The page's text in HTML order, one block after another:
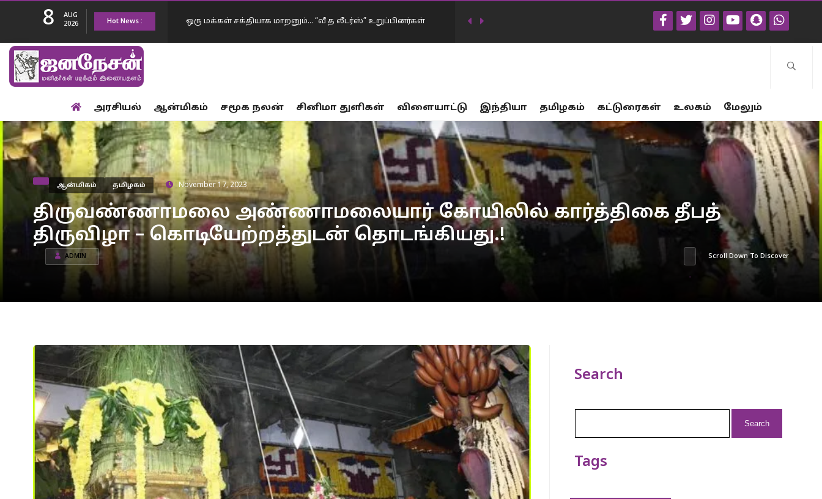
8
AUG
2026
Hot News : ஒரு மக்கள் சக்தியாக மாறனும்… “வீ த லீடர்ஸ்” உறுப்பினர்கள்
உயர தான் போகிறது..…
2 நாட்களில் மட்டும் 17 பாலியல் வன்கொடுமை சம்பவங்கள்… சட்டம்
ஒழுங்கு முழு…
நீட் வினாத்தாள்…. எதிர்கட்சிகள் விவாதத்தில் இருந்து தப்பியோட
முயல்கின்றனர் -மத்திய அமைச்சர் கிரண்…
மேகதாது அணை பிரச்னையில் முதலமைச்சர் விஜய் மவுனம்
கலைக்க வேண்டும் – திமுக…
அரசியல் ஆன்மிகம் சமூக நலன் சினிமா துளிகள் விளையாட்டு இந்தியா தமிழகம் கட்டுரைகள் உலகம் மேலும்
ஆன்மிகம் தமிழகம் November 17, 2023
திருவண்ணாமலை அண்ணாமலையார் கோயிலில் கார்த்திகை தீபத்
திருவிழா – கொடியேற்றத்துடன் தொடங்கியது.!
ADMIN Scroll Down To Discover
Search
Tags